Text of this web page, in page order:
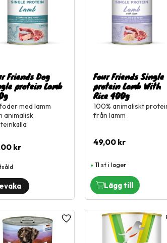
Friends Dog
protein Lamb
med lamm
animalisk
kr
Four Friends Single
protein Lamb With
Rice 400g
100% animaliskt
från lamm
49,00kr
11 st i lager
Lägg till i favoriter